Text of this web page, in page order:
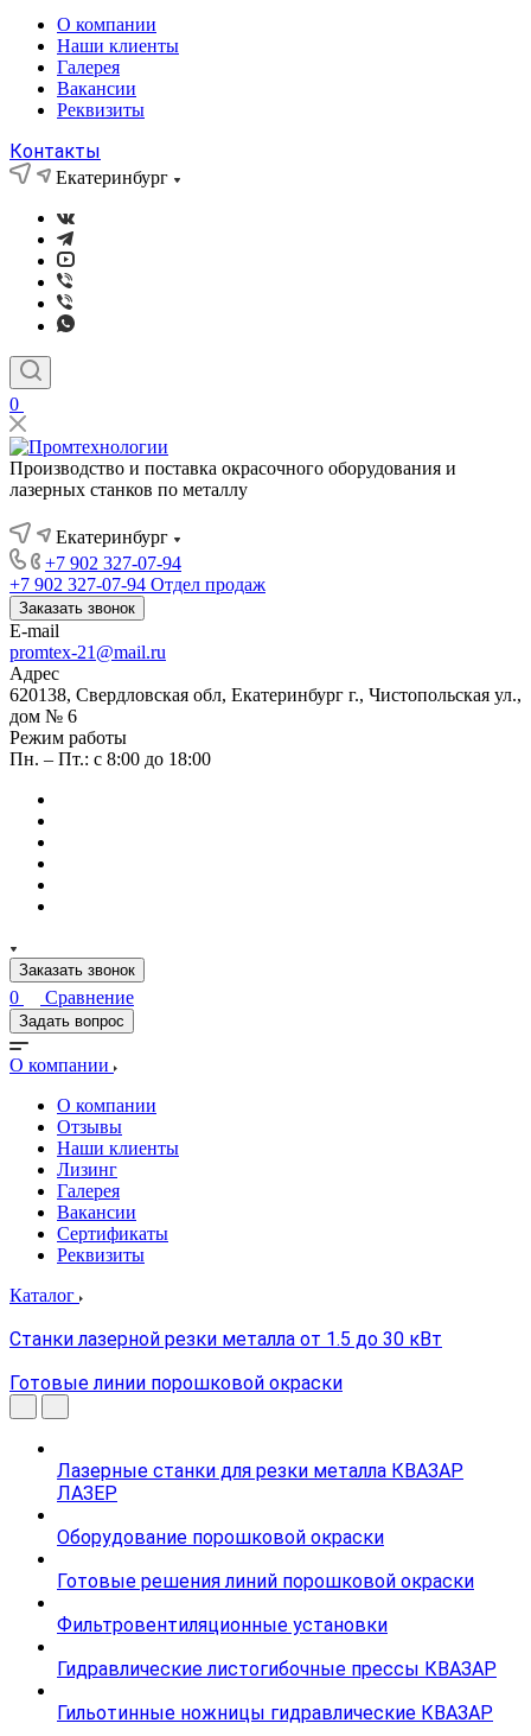
О компании
Наши клиенты
Галерея
Вакансии
Реквизиты
Контакты
Екатеринбург
0
Производство и поставка окрасочного оборудования и
лазерных станков по металлу
Екатеринбург
+7 902 327-07-94
+7 902 327-07-94 Отдел продаж
Заказать звонок
E-mail
promtex-21@mail.ru
Адрес
620138, Свердловская обл, Екатеринбург г., Чистопольская ул.,
дом № 6
Режим работы
Пн. – Пт.: с 8:00 до 18:00
Заказать звонок
0 Сравнение
Задать вопрос
О компании
О компании
Отзывы
Наши клиенты
Лизинг
Галерея
Вакансии
Сертификаты
Реквизиты
Каталог
Станки лазерной резки металла от 1.5 до 30 кВт
Готовые линии порошковой окраски
Лазерные станки для резки металла КВАЗАР
ЛАЗЕР
Оборудование порошковой окраски
Готовые решения линий порошковой окраски
Фильтровентиляционные установки
Гидравлические листогибочные прессы КВАЗАР
Гильотинные ножницы гидравлические КВАЗАР